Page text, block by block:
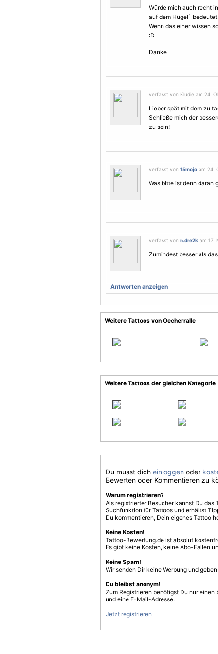
Würde mich auch recht
auf dem Hügel` bedeutet.
Wenn das einer wissen
:D
Danke
verfasst von Kludie am 24.
Lieber spät mit dem zu
Schließe mich der
zu sein!
verfasst von 15mojo am 24.
Was bitte ist denn daran
verfasst von n.dre2k am 17.
Zumindest besser als
Antworten anzeigen
Weitere Tattoos von Oecherralle
Weitere Tattoos der gleichen Kategorie
Du musst dich einloggen oder
Bewerten oder Kommentieren zu
Warum registrieren?
Als registrierter Besucher kannst Du
Suchfunktion für Tattoos und erhältst
Du kommentieren, Dein eigenes Tattoo
Keine Kosten!
Tattoo-Bewertung.de ist absolut
Es gibt keine Kosten, keine Abo-Fallen
Keine Spam!
Wir senden Dir keine Werbung und
Du bleibst anonym!
Zum Registrieren benötigst Du nur einen
und eine E-Mail-Adresse.
Jetzt registrieren